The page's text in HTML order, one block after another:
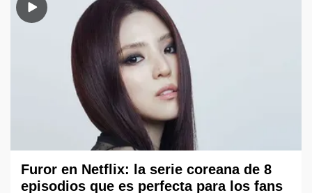
Furor en Netflix: la serie coreana de 8
episodios que es perfecta para los fans